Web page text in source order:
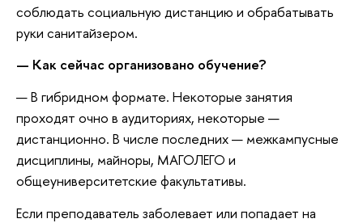
соблюдать социальную дистанцию и обрабатывать
руки санитайзером.
— Как сейчас организовано обучение?
— В гибридном формате. Некоторые занятия
проходят очно в аудиториях, некоторые —
дистанционно. В числе последних — межкампусные
дисциплины, майноры, МАГОЛЕГО и
общеуниверситетские факультативы.
Если преподаватель заболевает или попадает на